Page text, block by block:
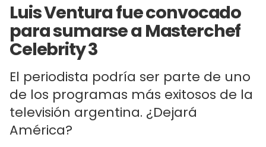
Luis Ventura fue convocado
para sumarse a Masterchef
Celebrity 3
El periodista podría ser parte de uno
de los programas más exitosos de la
televisión argentina. ¿Dejará
América?